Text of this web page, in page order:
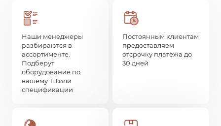
Наши менеджеры
разбираются в
ассортименте.
Подберут
оборудование по
вашему ТЗ или
спецификации
Постоянным клиентам
предоставляем
отсрочку платежа до
30 дней